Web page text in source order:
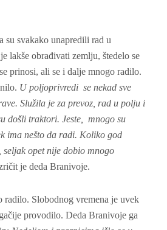
su svakako unapredili rad u
lakše obrađivati zemlju, štedelo se
prinosi, ali se i dalje mnogo radilo.
U poljoprivredi se nekad sve
Služila je za prevoz, rad u polju i
došli traktori. Jeste, mnogo su
ima nešto da radi. Koliko god
seljak opet nije dobio mnogo
je deda Branivoje.
radilo. Slobodnog vremena je uvek
provodilo. Deda Branivoje ga